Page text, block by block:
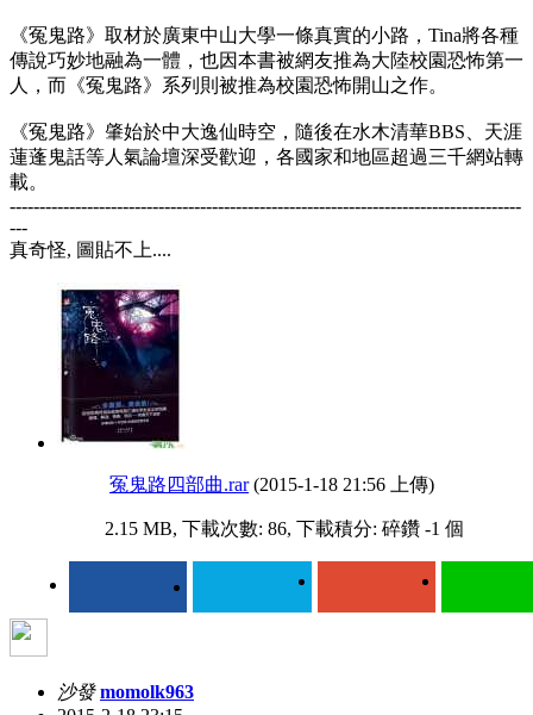
《冤鬼路》取材於廣東中山大學一條真實的小路，Tina將各種
傳說巧妙地融為一體，也因本書被網友推為大陸校園恐怖第一
人，而《冤鬼路》系列則被推為校園恐怖開山之作。
《冤鬼路》肇始於中大逸仙時空，隨後在水木清華BBS、天涯
蓮蓬鬼話等人氣論壇深受歡迎，各國家和地區超過三千網站轉
載。
--------------------------------------------------------------------------------------
---
真奇怪, 圖貼不上....
冤鬼路四部曲.rar (2015-1-18 21:56 上傳)
2.15 MB, 下載次數: 86, 下載積分: 碎鑽 -1 個
沙發 momolk963